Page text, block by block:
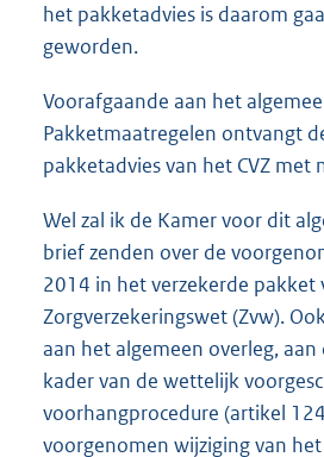
het pakketadvies is daarom
geworden.
Voorafgaande aan het
Pakketmaatregelen ontvangt
pakketadvies van het CVZ met
Wel zal ik de Kamer voor dit
brief zenden over de
2014 in het verzekerde pakket
Zorgverzekeringswet (Zvw).
aan het algemeen overleg,
kader van de wettelijk
voorhangprocedure (artikel
voorgenomen wijziging van